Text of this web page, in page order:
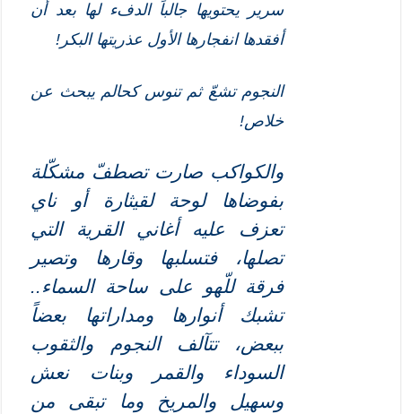
سرير يحتويها جالباً الدفء لها بعد أن
أفقدها انفجارها الأول عذريتها البكر!
النجوم تشعّ ثم تنوس كحالم يبحث عن
خلاص!
والكواكب صارت تصطفّ مشكّلة
بفوضاها لوحة لقيثارة أو ناي
تعزف عليه أغاني القرية التي
تصلها، فتسلبها وقارها وتصير
فرقةللّهو على ساحة السماء..
تشبك أنوارها ومداراتها بعضاً
ببعض، تتآلف النجوم والثقوب
السوداء والقمر وبنات نعش
وسهيل والمريخ وما تبقى من